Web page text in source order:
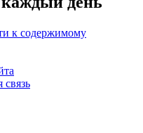
к содержимому
связь